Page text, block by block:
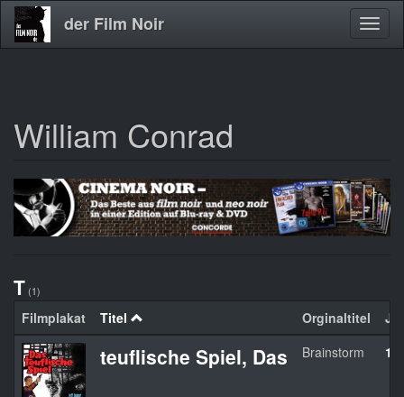
Direkt
zum
der Film Noir
William Conrad
T (1)
Filmplakat Titel Orginaltitel
teuflische Spiel, Das Brainstorm